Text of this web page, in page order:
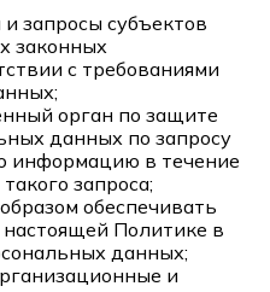
запросы субъектов
законных
с требованиями
орган по защите
данных по запросу
информацию в течение
запроса;
обеспечивать
Политике в
данных;
и